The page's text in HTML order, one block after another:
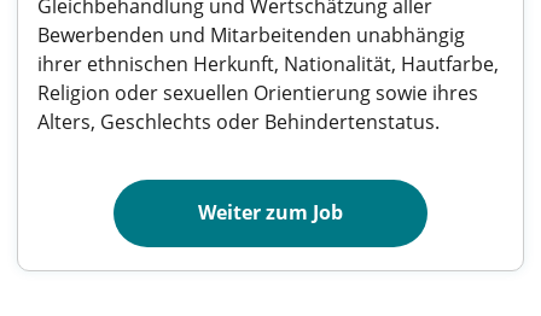
Gleichbehandlung und Wertschätzung aller
Bewerbenden und Mitarbeitenden unabhängig
ihrer ethnischen Herkunft, Nationalität, Hautfarbe,
Religion oder sexuellen Orientierung sowie ihres
Alters, Geschlechts oder Behindertenstatus.
Weiter zum Job